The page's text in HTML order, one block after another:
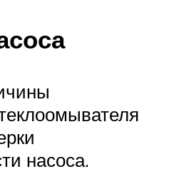
насоса.